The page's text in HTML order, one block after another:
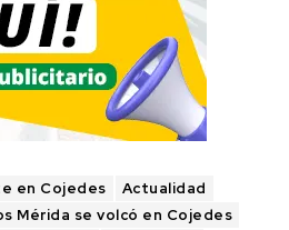
en Cojedes
Actualidad
Mérida se volcó en Cojedes